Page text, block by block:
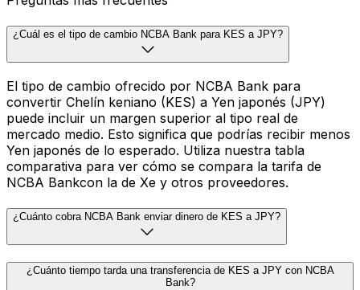
¿Cuál es el tipo de cambio NCBA Bank para KES a JPY?
El tipo de cambio ofrecido por NCBA Bank para
convertir Chelín keniano (KES) a Yen japonés (JPY)
puede incluir un margen superior al tipo real de
mercado medio. Esto significa que podrías recibir menos
Yen japonés de lo esperado. Utiliza nuestra tabla
comparativa para ver cómo se compara la tarifa de
NCBA Bankcon la de Xe y otros proveedores.
¿Cuánto cobra NCBA Bank enviar dinero de KES a JPY?
¿Cuánto tiempo tarda una transferencia de KES a JPY con NCBA
Bank?